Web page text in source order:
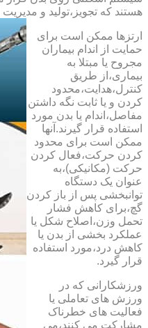
هستند که تجویز،تولید و مدیریت
ارتزها ممکن است برای
حمایت از اندام بیماران
مجروح یا مبتلا به
بیماری،از طریق
کنترل،هدایت،محدود
کردن و یا ثابت نگه داشتن
مفاصل،اندام یا بدن مورد
استفاده قرار گیرند.آنها
ممکن است برای محدود
کردن حرکت،فعال کردن
حرکت (مکانیکی)،به
عنوان یک دستگاه
توانبخشی پس از باز کردن
گچ،برای کاهش فشار
تحمل وزن،اصلاح شکل یا
عملکرد بخشی از بدن یا
کاهش درد،مورد استفاده
قرار گیرد.
ورزشکارانی که در
ورزش های تعاملی یا
فعالیت های خطرناک
مشارکت می کنند،می